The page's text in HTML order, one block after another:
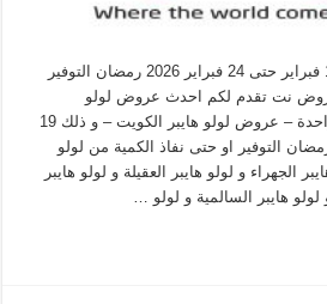
عروض لولو الكويت اليوم 19 فبراير حتى 24 فبراير 2026 رمضان التوفير
نت تقدم لكم احدث عروض لولو
الكويت الجديدة فى صفحة واحدة – عروض لولو هايبر الكويت – و ذلك 19
حتى 24 فبراير 2026 رمضان التوفير او حتى نفاذ الكمية من لولو
الجهراء و لولو هايبر العقيلة و لولو هايبر
هايبر السالمية و لولو …